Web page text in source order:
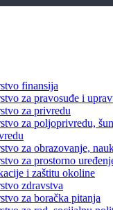
finansija
za pravosuđe i
za privredu
za poljoprivredu,
za obrazovanje,
za prostorno
i zaštitu okoline
zdravstva
za boračka pitanja